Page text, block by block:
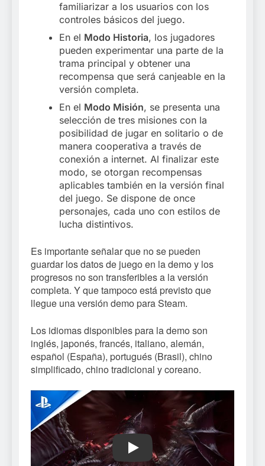
familiarizar a los usuarios con los
controles básicos del juego.
En el Modo Historia, los jugadores
pueden experimentar una parte de la
trama principal y obtener una
recompensa que será canjeable en la
versión completa.
En el Modo Misión, se presenta una
selección de tres misiones con la
posibilidad de jugar en solitario o de
manera cooperativa a través de
conexión a internet. Al finalizar este
modo, se otorgan recompensas
aplicables también en la versión final
del juego. Se dispone de once
personajes, cada uno con estilos de
lucha distintivos.
Es importante señalar que no se pueden
guardar los datos de juego en la demo y los
progresos no son transferibles a la versión
completa. Y que tampoco está previsto que
llegue una versión demo para Steam.
Los idiomas disponibles para la demo son
inglés, japonés, francés, italiano, alemán,
español (España), portugués (Brasil), chino
simplificado, chino tradicional y coreano.
Play